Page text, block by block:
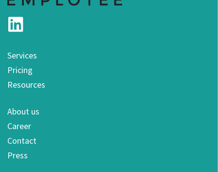
Services
Pricing
Resources
About us
Career
Contact
Press